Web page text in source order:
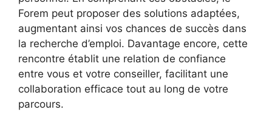
Forem peut proposer des solutions adaptées,
augmentant ainsi vos chances de succès dans
la recherche d’emploi. Davantage encore, cette
rencontre établit une relation de confiance
entre vous et votre conseiller, facilitant une
collaboration efficace tout au long de votre
parcours.